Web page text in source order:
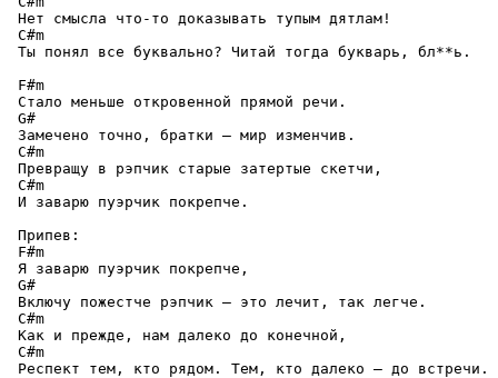
Нет смысла что-то доказывать тупым дятлам!
C#m
Ты понял все буквально? Читай тогда букварь, бл**ь.
F#m
Стало меньше откровенной прямой речи.
G#
Замечено точно, братки — мир изменчив.
C#m
Превращу в рэпчик старые затертые скетчи,
C#m
И заварю пуэрчик покрепче.
Припев:
F#m
Я заварю пуэрчик покрепче,
G#
Включу пожестче рэпчик — это лечит, так легче.
C#m
Как и прежде, нам далеко до конечной,
C#m
Респект тем, кто рядом. Тем, кто далеко – до встречи.